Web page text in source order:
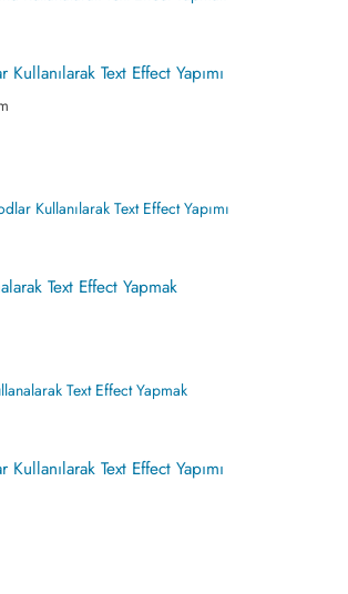
Text Effect Yapımı
Text Effect Yapmak
Text Effect Yapımı